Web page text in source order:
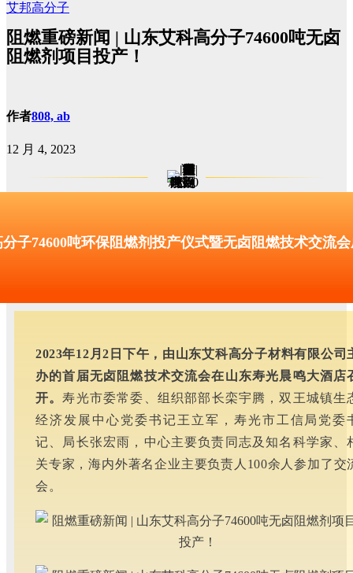
艾邦高分子
阻燃重磅新闻 | 山东艾科高分子74600吨无卤
阻燃剂项目投产！
作者808, ab
12 月 4, 2023
子74600吨环保阻燃剂投产仪式暨无卤阻燃技术交流会
2023年12月2日下午，由山东艾科高分子材料有限公司
办的首届无卤阻燃技术交流会在山东寿光晨鸣大酒店
开。寿光市委常委、组织部部长栾宇腾，双王城镇生
经济发展中心党委书记王立军，寿光市工信局党委
记、局长张宏雨，中心主要负责同志及知名科学家、
关专家，海内外著名企业主要负责人100余人参加了交
会。